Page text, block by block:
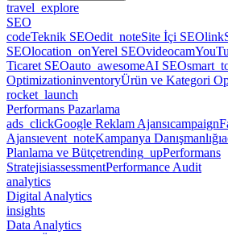
travel_explore
SEO
codeTeknik SEOedit_noteSite İçi SEOlink
SEOlocation_onYerel SEOvideocam
Ticaret SEOauto_awesomeAI SEO
OptimizationinventoryÜrün ve Kategori
rocket_launch
Performans Pazarlama
ads_clickGoogle Reklam Ajansıcampaign
Ajansıevent_noteKampanya Danışmanlığı
Planlama ve Bütçetrending_upPerformans
StratejisiassessmentPerformance Audit
analytics
Digital Analytics
insights
Data Analytics